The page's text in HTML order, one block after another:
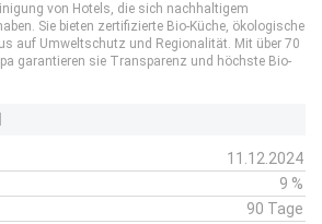
von Hotels, die sich nachhaltigem
Sie bieten zertifizierte Bio-Küche, ökologische
auf Umweltschutz und Regionalität. Mit über 70
garantieren sie Transparenz und höchste Bio-
11.12.2024
9 %
90 Tage